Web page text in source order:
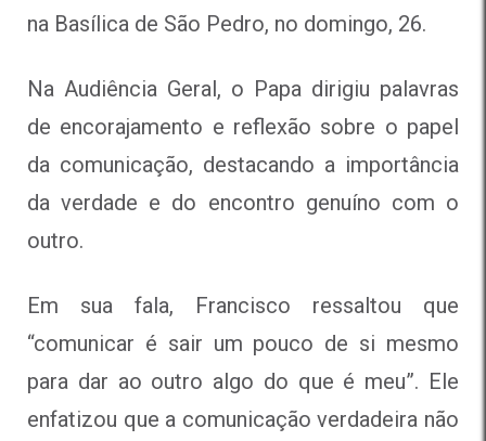
na Basílica de São Pedro, no domingo, 26.
Na Audiência Geral, o Papa dirigiu palavras
de encorajamento e reflexão sobre o papel
da comunicação, destacando a importância
da verdade e do encontro genuíno com o
outro.
Em sua fala, Francisco ressaltou que
“comunicar é sair um pouco de si mesmo
para dar ao outro algo do que é meu”. Ele
enfatizou que a comunicação verdadeira não